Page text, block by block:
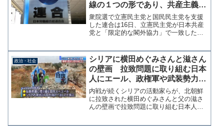
線の１つの形であり、共産主義社
会実現のための手段」「共産主義
を目指す勢力から批判されるゆえ
んは全くない」
衆院選で立憲民主党と国民民主党を支援
した連合は16日、立憲民主党が日本共産
党と「限定的な閣外協力」で一致したこ
衆院選総括「野党共闘は共産社会実現の
手段」 - 産経ニュー...
政治・社会
シリアに横田めぐみさんと滋さん
の壁画 拉致問題に取り組む日本
人にエール、政権軍や武装勢力の
拉致にも目を向けて
内戦が続くシリアの活動家らが、北朝鮮
に拉致された横田めぐみさんと父の滋さ
んの壁画で拉致問題に取り組む日本人に